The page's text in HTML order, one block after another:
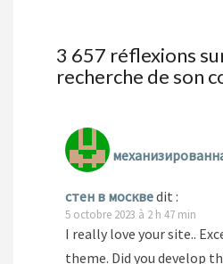
3 657 réflexions
recherche de son
стен в москвеdit :
5 octobre 2023 à 2 h 47 min
I really love your site..
theme. Did you develop